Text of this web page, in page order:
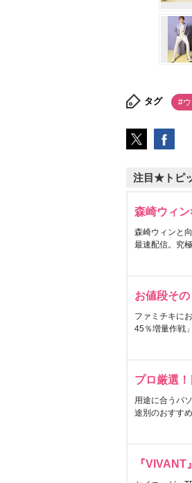
タグ #
注目★トピ
森崎ウィン
森崎ウィンと
最速配信。究
お値段そ
ファミチキに
45％増量作戦
プロ厳選
用途に合うパ
途別のおすす
『